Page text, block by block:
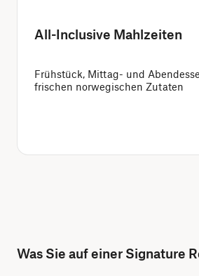
All-Inclusive Mahlzeiten
Frühstück, Mittag- und
frischen norwegischen Zutaten
Was Sie auf einer Signature